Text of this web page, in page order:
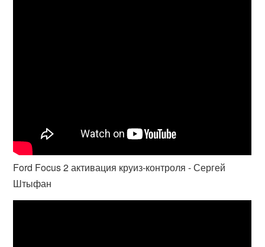
Ford Focus 2 активация круиз-контроля - Сергей
Штыфан